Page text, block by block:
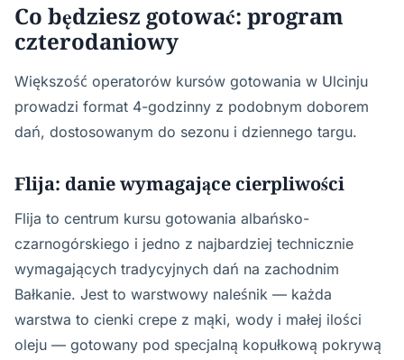
Co będziesz gotować: program
czterodaniowy
Większość operatorów kursów gotowania w Ulcinju
prowadzi format 4-godzinny z podobnym doborem
dań, dostosowanym do sezonu i dziennego targu.
Flija: danie wymagające cierpliwości
Flija to centrum kursu gotowania albańsko-
czarnogórskiego i jedno z najbardziej technicznie
wymagających tradycyjnych dań na zachodnim
Bałkanie. Jest to warstwowy naleśnik — każda
warstwa to cienki crepe z mąki, wody i małej ilości
oleju — gotowany pod specjalną kopułkową pokrywą